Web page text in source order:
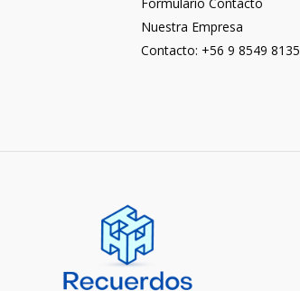
Formulario Contacto
Nuestra Empresa
Contacto: +56 9 8549 8135